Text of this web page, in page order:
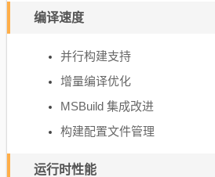
编译速度
并行构建支持
增量编译优化
MSBuild 集成改进
构建配置文件管理
运行时性能